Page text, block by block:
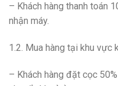
– Khách hàng thanh toán
nhận máy.
1.2. Mua hàng tại khu vực
– Khách hàng đặt cọc